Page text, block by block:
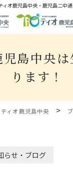
ィオ⿅児島中央・鹿児島二中通
児島中央
ります！
ィオ鹿児島中央 >
らせ・ブログ